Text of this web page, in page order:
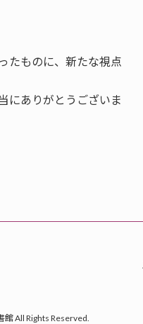
たものに、新たな視点
にありがとうございま
All Rights Reserved.